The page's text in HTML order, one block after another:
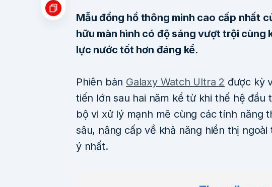
Mẫu đồng hồ thông minh cao cấp nhất
hữu màn hình có độ sáng vượt trội cùng
lực nước tốt hơn đáng kể.
Phiên bản Galaxy Watch Ultra 2 được kỳ
tiến lớn sau hai năm kể từ khi thế hệ đầu
bộ vi xử lý mạnh mẽ cùng các tính năng
sâu, nâng cấp về khả năng hiển thị
ý nhất.